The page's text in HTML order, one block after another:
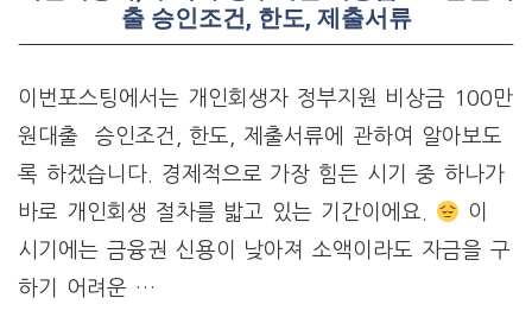
출 승인조건, 한도, 제출서류
이번포스팅에서는 개인회생자 정부지원 비상금 100만
원대출 승인조건, 한도, 제출서류에 관하여 알아보도
록 하겠습니다. 경제적으로 가장 힘든 시기 중 하나가
바로 개인회생 절차를 밟고 있는 기간이에요.
이
시기에는 금융권 신용이 낮아져 소액이라도 자금을 구
하기 어려운 …